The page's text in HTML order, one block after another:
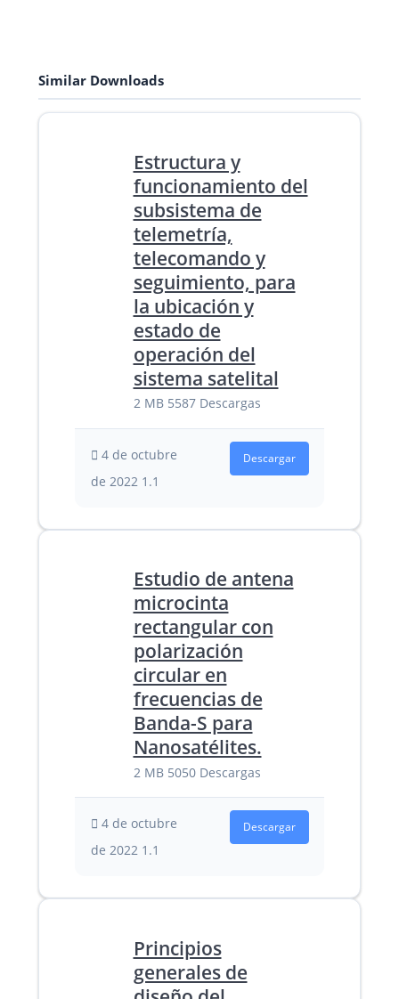
Similar Downloads
Estructura y
funcionamiento del
subsistema de
telemetría,
telecomando y
seguimiento, para
la ubicación y
estado de
operación del
sistema satelital
2 MB 5587 Descargas
4 de octubre
de 2022 1.1
Descargar
Estudio de antena
microcinta
rectangular con
polarización
circular en
frecuencias de
Banda-S para
Nanosatélites.
2 MB 5050 Descargas
4 de octubre
de 2022 1.1
Descargar
Principios
generales de